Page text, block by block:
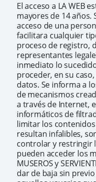
El acceso a LA WEB
mayores de 14 años.
acceso de una
facilitara cualquier
proceso de registro,
representantes
inmediato lo
proceder, en su
datos. Se informa a
de mecanismos
a través de Internet,
informáticos de
limitar los
resultan infalibles,
controlar y restringir
pueden acceder los
MUSEROS y
dar de baja sin